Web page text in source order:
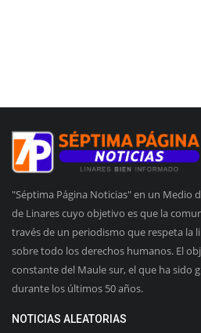
"Séptima Página Noticias" en un Medio
de Linares cuyo objetivo es que la
través de un periodismo que respeta la
sobre todo los derechos humanos. El
constante del Maule sur, el que ha sido
durante los últimos 50 años.
NOTICIAS ALEATORIAS